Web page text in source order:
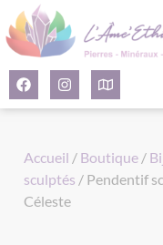
Accueil / Boutique /
sculptés / Pendentif
Céleste
Panneau de gestion des